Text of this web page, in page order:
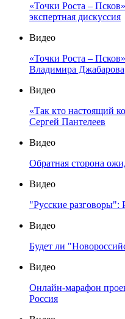
«Точки Роста –
экспертная дискуссия
Видео
«Точки Роста –
Владимира Джабарова
Видео
«Так кто настоящий
Сергей Пантелеев
Видео
Обратная сторона
Видео
"Русские разговоры":
Видео
Будет ли
Видео
Онлайн-марафон
Россия